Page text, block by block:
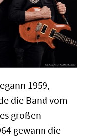
1959,
die Band vom
großen
gewann die